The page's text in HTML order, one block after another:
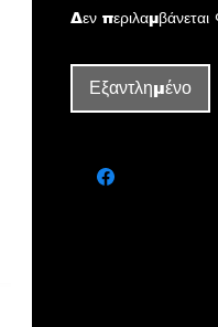
Δεν
Εξαντλημένο